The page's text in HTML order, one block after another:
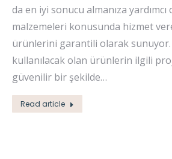
da en iyi sonucu almanıza
malzemeleri konusunda hizmet
ürünlerini garantili olarak
kullanılacak olan ürünlerin ilgili
güvenilir bir şekilde…
Read article